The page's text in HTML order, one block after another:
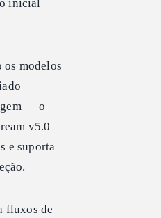
inicial
os modelos
— o
v5.0
e suporta
fluxos de